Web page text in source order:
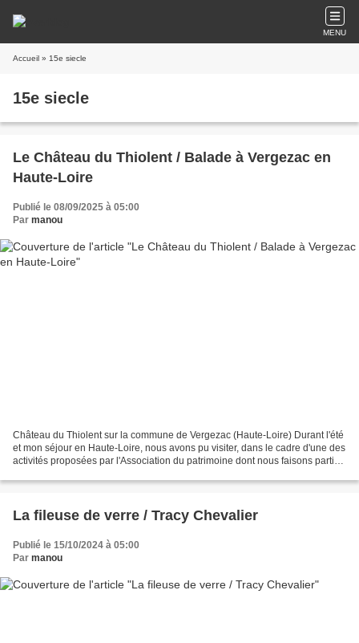
MENU
Accueil » 15e siecle
15e siecle
Le Château du Thiolent / Balade à Vergezac en
Haute-Loire
Publié le 08/09/2025 à 05:00
Par manou
Château du Thiolent sur la commune de Vergezac (Haute-Loire) Durant l'été
et mon séjour en Haute-Loire, nous avons pu visiter, dans le cadre d'une des
activités proposées par l'Association du patrimoine dont nous faisons partie,
La fileuse de verre / Tracy Chevalier
Publié le 15/10/2024 à 05:00
Par manou